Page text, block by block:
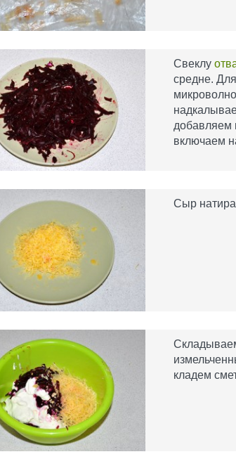
Свеклу
средне.
добавляем
включаем
Сыр
кладем